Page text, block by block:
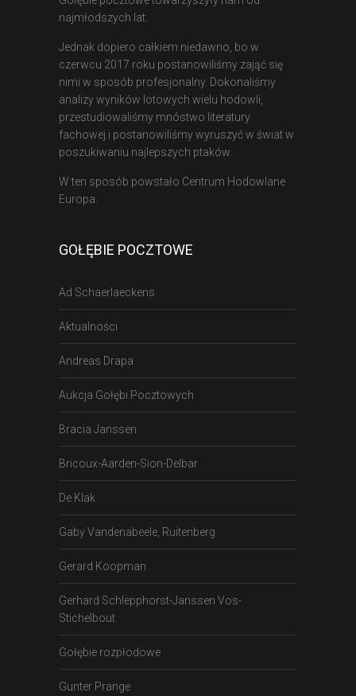
najmłodszych lat.
Jednak dopiero całkiem niedawno, bo w
czerwcu 2017 roku postanowiliśmy zająć się
nimi w sposób profesjonalny. Dokonaliśmy
analizy wyników lotowych wielu hodowli,
przestudiowaliśmy mnóstwo literatury
fachowej i postanowiliśmy wyruszyć w świat w
poszukiwaniu najlepszych ptaków.
W ten sposób powstało Centrum Hodowlane
Europa.
GOŁĘBIE POCZTOWE
Ad Schaerlaeckens
Aktualności
Andreas Drapa
Aukcja Gołębi Pocztowych
Bracia Janssen
Bricoux-Aarden-Sion-Delbar
De Klak
Gaby Vandenabeele, Ruitenberg
Gerard Koopman
Gerhard Schlepphorst-Janssen Vos-
Stichelbout
Gołębie rozpłodowe
Gunter Prange